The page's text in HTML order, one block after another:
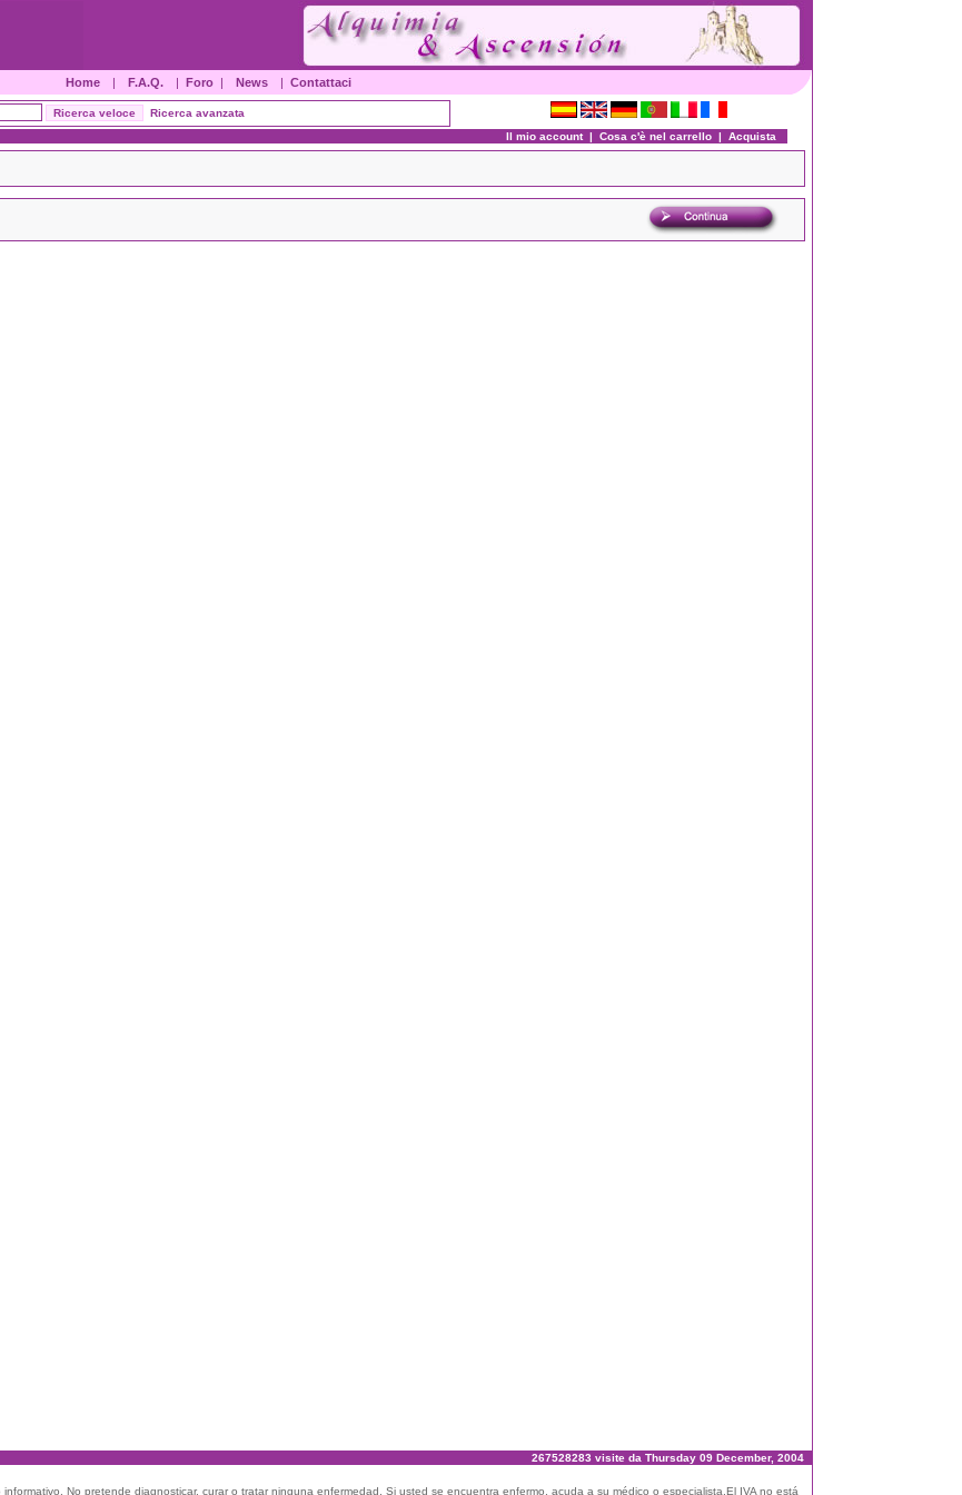
Home | F.A.Q. | Foro | News | Contattaci
Ricerca avanzata
Il mio account| Cosa c'è nel carrello| Acquista
267528283 visite da Thursday 09 December, 2004
No pretende diagnosticar, curar o tratar ninguna enfermedad. Si usted se encuentra enfermo, acuda a su médico o especialista.El IVA no está